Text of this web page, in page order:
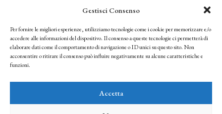
Gestisci Consenso
Per fornire le migliori esperienze, utilizziamo tecnologie come i cookie per memorizzare e/o
accedere alle informazioni del dispositivo. Il consenso a queste tecnologie ci permetterà di
elaborare dati come il comportamento di navigazione o ID unici su questo sito. Non
acconsentire o ritirare il consenso può influire negativamente su alcune caratteristiche e
funzioni.
Accetta
ISCRIVITI
Facendo clic per iscriverti, riconosci che le tue informazioni saranno trattate
seguendo la nostra Privacy Policy
© 2025 Istituto Matteucci. All right reserved
l’autorizzazione scritta dei proprietari dei diritti e dell’Istituto Matteucci